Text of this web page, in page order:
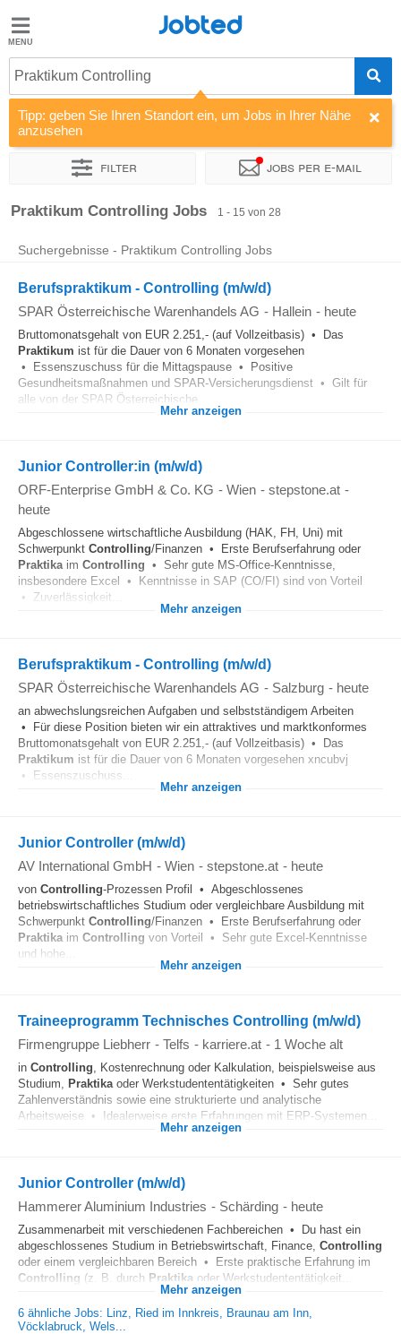
Jobted
Jobs
Gehalt
Jobted
Praktikum Controlling
Tipp: geben Sie Ihren Standort ein, um Jobs in Ihrer Nähe
anzusehen
Filter Jobs per e-mail
Sortieren nach Unternehmen Personaldienstleister
Praktikum Controlling Jobs 1 - 15 von 28
Suchergebnisse - Praktikum Controlling Jobs
Berufspraktikum - Controlling (m/w/d)
SPAR Österreichische Warenhandels AG - Hallein - heute
Bruttomonatsgehalt von EUR 2.251,- (auf Vollzeitbasis) • Das
Praktikum ist für die Dauer von 6 Monaten vorgesehen
• Essenszuschuss für die Mittagspause • Positive
Gesundheitsmaßnahmen und SPAR-Versicherungsdienst • Gilt für
alle von der SPAR Österreichische...
Mehr anzeigen
Junior Controller:in (m/w/d)
ORF-Enterprise GmbH & Co. KG - Wien - stepstone.at -
heute
Abgeschlossene wirtschaftliche Ausbildung (HAK, FH, Uni) mit
Schwerpunkt Controlling/Finanzen • Erste Berufserfahrung oder
Praktikaim Controlling • Sehr gute MS-Office-Kenntnisse,
insbesondere Excel • Kenntnisse in SAP (CO/FI) sind von Vorteil
• Zuverlässigkeit...
Mehr anzeigen
Berufspraktikum - Controlling (m/w/d)
SPAR Österreichische Warenhandels AG - Salzburg - heute
an abwechslungsreichen Aufgaben und selbstständigem Arbeiten
• Für diese Position bieten wir ein attraktives und marktkonformes
Bruttomonatsgehalt von EUR 2.251,- (auf Vollzeitbasis) • Das
Praktikum ist für die Dauer von 6 Monaten vorgesehen xncubvj
• Essenszuschuss...
Mehr anzeigen
Junior Controller (m/w/d)
AV International GmbH - Wien - stepstone.at - heute
von Controlling-Prozessen Profil • Abgeschlossenes
betriebswirtschaftliches Studium oder vergleichbare Ausbildung mit
Schwerpunkt Controlling/Finanzen • Erste Berufserfahrung oder
Praktika im Controlling von Vorteil • Sehr gute Excel-Kenntnisse
und hohe...
Mehr anzeigen
Traineeprogramm Technisches Controlling (m/w/d)
Firmengruppe Liebherr - Telfs - karriere.at - 1 Woche alt
in Controlling, Kostenrechnung oder Kalkulation, beispielsweise aus
Studium, Praktikaoder Werkstudententätigkeiten • Sehr gutes
Zahlenverständnis sowie eine strukturierte und analytische
Arbeitsweise • Idealerweise erste Erfahrungen mit ERP-Systemen...
Mehr anzeigen
Junior Controller (m/w/d)
Hammerer Aluminium Industries - Schärding - heute
Zusammenarbeit mit verschiedenen Fachbereichen • Du hast ein
abgeschlossenes Studium in Betriebswirtschaft, Finance, Controlling
oder einem vergleichbaren Bereich • Erste praktische Erfahrung im
Controlling (z. B. durch Praktika oder Werkstudententätigkeit...
Mehr anzeigen
6 ähnliche Jobs: Linz, Ried im Innkreis, Braunau am Inn,
Vöcklabruck, Wels...